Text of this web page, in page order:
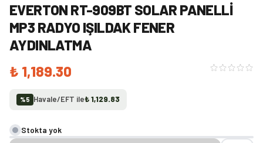
EVERTON RT-909BT SOLAR PANELLI
MP3 RADYO IŞILDAK FENER
AYDINLATMA
₺ 1,189.30
%5 Havale/EFT ile₺ 1,129.83
Stokta yok